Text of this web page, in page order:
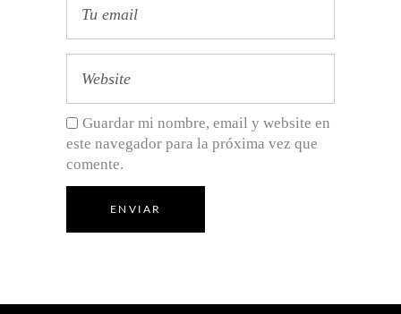
Guardar mi nombre, email y website en
este navegador para la próxima vez que
comente.
ENVIAR